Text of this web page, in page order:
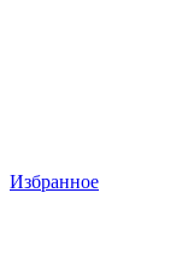
Избранное